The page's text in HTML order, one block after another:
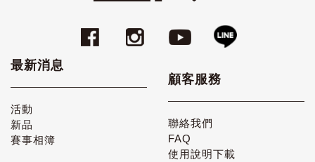
最新消息
活動
新品
賽事相簿
顧客服務
聯絡我們
FAQ
使用說明下載